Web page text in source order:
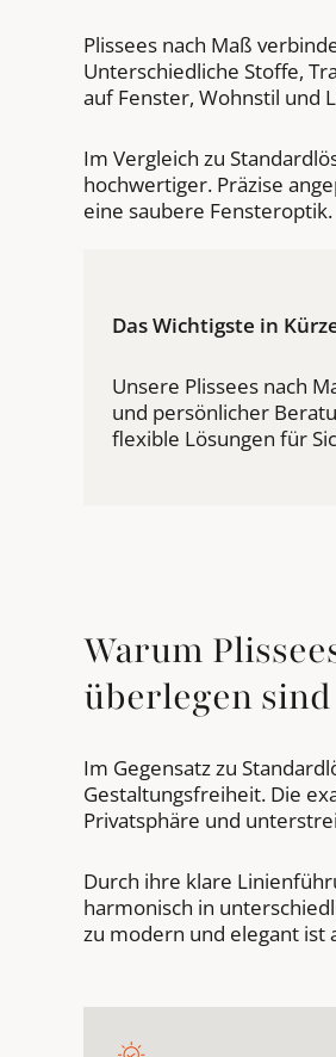
Plissees nach Maß
Unterschiedliche Stoffe,
auf Fenster, Wohnstil und
Im Vergleich zu
hochwertiger. Präzise
eine saubere Fensteroptik.
Das Wichtigste in
Unsere Plissees nach
und persönlicher
flexible Lösungen für
Warum
überlegen sind
Im Gegensatz zu
Gestaltungsfreiheit. Die
Privatsphäre und
Durch ihre klare
harmonisch in
zu modern und elegant ist